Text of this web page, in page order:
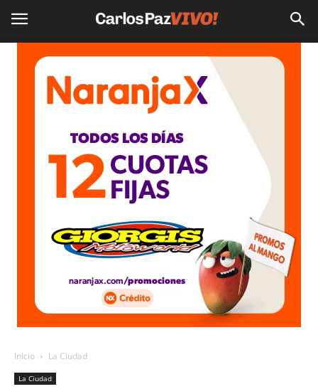
Inicio La Ciudad
La Ciudad